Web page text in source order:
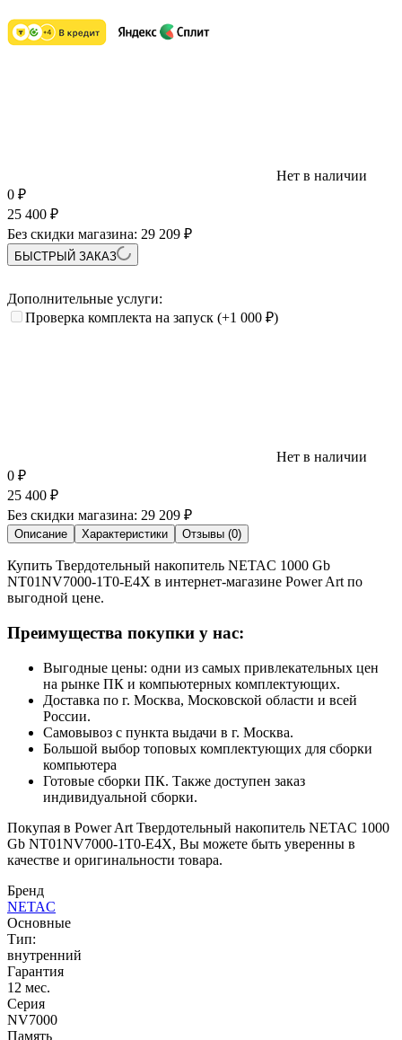
Нет в наличии
0 ₽
25 400 ₽
Без скидки магазина: 29 209 ₽
БЫСТРЫЙ ЗАКАЗ
Дополнительные услуги:
Проверка комплекта на запуск (+1 000 ₽)
Нет в наличии
0 ₽
25 400 ₽
Без скидки магазина: 29 209 ₽
Описание Характеристики Отзывы (0)
Купить Твердотельный накопитель NETAC 1000 Gb
NT01NV7000-1T0-E4X в интернет-магазине Power Art по
выгодной цене.
Преимущества покупки у нас:
Выгодные цены: одни из самых привлекательных цен
на рынке ПК и компьютерных комплектующих.
Доставка по г. Москва, Московской области и всей
России.
Самовывоз с пункта выдачи в г. Москва.
Большой выбор топовых комплектующих для сборки
компьютера
Готовые сборки ПК. Также доступен заказ
индивидуальной сборки.
Покупая в Power Art Твердотельный накопитель NETAC 1000
Gb NT01NV7000-1T0-E4X, Вы можете быть уверенны в
качестве и оригинальности товара.
Бренд
NETAC
Основные
Тип:
внутренний
Гарантия
12 мес.
Серия
NV7000
Память